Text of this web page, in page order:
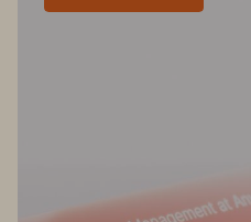
La computación distribuida